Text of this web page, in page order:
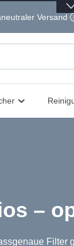
Versand
–